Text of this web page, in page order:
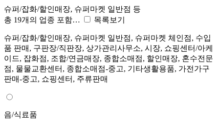
슈퍼/잡화/할인매장, 슈퍼마켓 일반점 등
총 19개의 업종 포함…
목록보기
슈퍼/잡화/할인매장, 슈퍼마켓 일반점, 슈퍼마켓 체인점, 수입
품 판매, 구판장/직판장, 상가관리사무소, 시장, 쇼핑센터/아케
이드, 잡화점, 조합/연금매장, 종합소매점, 할인매장, 혼수전문
점, 물물교환센터, 종합소매점-중고, 기타생활용품, 가전가구
판매-중고, 쇼핑센터, 주류판매
음/식료품